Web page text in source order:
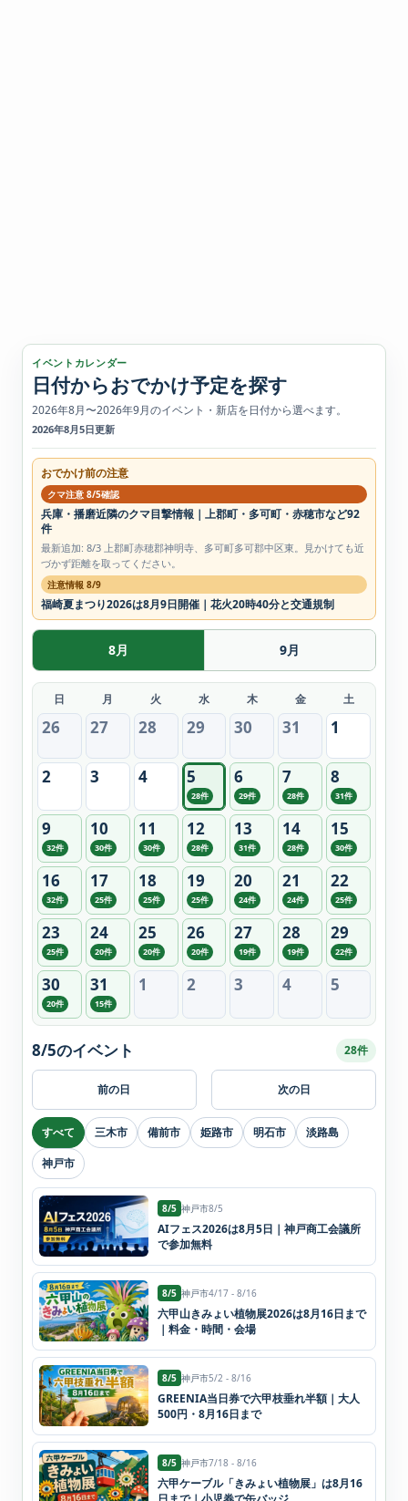
イベントカレンダー
日付からおでかけ予定を探す
2026年8月〜2026年9月のイベント・新店を日付から選べます。
2026年8月5日更新
おでかけ前の注意
クマ注意 8/5確認
兵庫・播磨近隣のクマ目撃情報｜上郡町・多可町・赤穂市など92
件
最新追加: 8/3 上郡町赤穂郡神明寺、多可町多可郡中区東。見かけても近
づかず距離を取ってください。
注意情報 8/9
福崎夏まつり2026は8月9日開催｜花火20時40分と交通規制
8月 9月
日 月 火 水 木 金 土
26 27 28 29 30 31 1
2 3 4 5
28件
6
29件
7
28件
8
31件
9
32件
10
30件
11
30件
12
28件
13
31件
14
28件
15
30件
16
32件
17
25件
18
25件
19
25件
20
24件
21
24件
22
25件
23
25件
24
20件
25
20件
26
20件
27
19件
28
19件
29
22件
30
20件
31
15件
1 2 3 4 5
前の日
8/5のイベント 28件
次の日
すべて 三木市 備前市 姫路市 明石市
淡路島
神戸市
8/5 神戸市8/5
AIフェス2026は8月5日｜神戸商工会議所
で参加無料
8/5 神戸市4/17 - 8/16
六甲山きみょい植物展2026は8月16日まで
｜料金・時間・会場
8/5 神戸市5/2 - 8/16
GREENIA当日券で六甲枝垂れ半額｜大人
500円・8月16日まで
8/5 神戸市7/18 - 8/16
六甲ケーブル「きみょい植物展」は8月16